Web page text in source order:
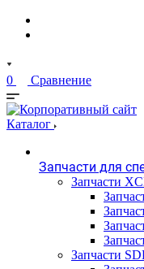
0 Сравнение
Каталог
Запчасти для
Запчасти
Запчасти